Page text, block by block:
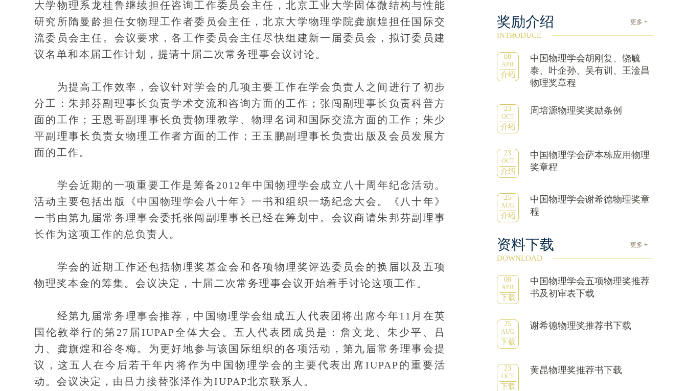
大学物理系龙桂鲁继续担任咨询工作委员会主任，北京工业大学固体微结构与性能
研究所隋曼龄担任女物理工作者委员会主任，北京大学物理学院龚旗煌担任国际交
流委员会主任。会议要求，各工作委员会主任尽快组建新一届委员会，拟订委员建
议名单和本届工作计划，提请十届二次常务理事会议讨论。
为提高工作效率，会议针对学会的几项主要工作在学会负责人之间进行了初步
分工：朱邦芬副理事长负责学术交流和咨询方面的工作；张闯副理事长负责科普方
面的工作；王恩哥副理事长负责物理教学、物理名词和国际交流方面的工作；朱少
平副理事长负责女物理工作者方面的工作；王玉鹏副理事长负责出版及会员发展方
面的工作。
学会近期的一项重要工作是筹备2012年中国物理学会成立八十周年纪念活动。
活动主要包括出版《中国物理学会八十年》一书和组织一场纪念大会。《八十年》
一书由第九届常务理事会委托张闯副理事长已经在筹划中。会议商请朱邦芬副理事
长作为这项工作的总负责人。
学会的近期工作还包括物理奖基金会和各项物理奖评选委员会的换届以及五项
物理奖本金的筹集。会议决定，十届二次常务理事会议开始着手讨论这项工作。
经第九届常务理事会推荐，中国物理学会组成五人代表团将出席今年11月在英
国伦敦举行的第27届IUPAP全体大会。五人代表团成员是：詹文龙、朱少平、吕
力、龚旗煌和谷冬梅。为更好地参与该国际组织的各项活动，第九届常务理事会提
议，这五人在今后若干年内将作为中国物理学会的主要代表出席IUPAP的重要活
动。会议决定，由吕力接替张泽作为IUPAP北京联系人。
奖励介绍 更多 +
INTRODUCE
08
APR
介绍
中国物理学会胡刚复、饶毓
泰、叶企孙、吴有训、王淦昌
物理奖章程
23
OCT
介绍
周培源物理奖奖励条例
23
OCT
介绍
中国物理学会萨本栋应用物理
奖章程
25
AUG
介绍
中国物理学会谢希德物理奖章
程
资料下载 更多 +
DOWNLOAD
08
APR
下载
中国物理学会五项物理奖推荐
书及初审表下载
25
AUG
下载
谢希德物理奖推荐书下载
23
OCT
下载
黄昆物理奖推荐书下载